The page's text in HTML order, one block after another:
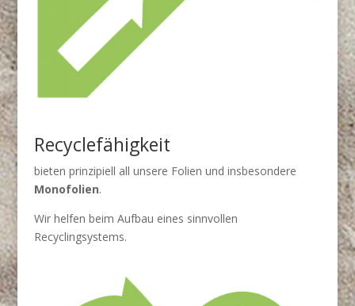
Recyclefähigkeit
bieten prinzipiell all unsere Folien und insbesondere
Monofolien.
Wir helfen beim Aufbau eines sinnvollen
Recyclingsystems.